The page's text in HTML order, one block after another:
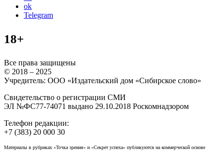
ok
Telegram
18+
Все права защищены
© 2018 – 2025
Учредитель: ООО «Издательский дом «Сибирское слово»
Свидетельство о регистрации СМИ
ЭЛ №ФС77-74071 выдано 29.10.2018 Роскомнадзором
Телефон редакции:
+7 (383) 20 000 30
Материалы в рубриках «Точка зрения» и «Секрет успеха» публикуются на коммерческой основе